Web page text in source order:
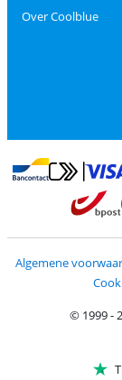
Over Coolblue
Betalen metBetalen met
Algemene
© 1999 -